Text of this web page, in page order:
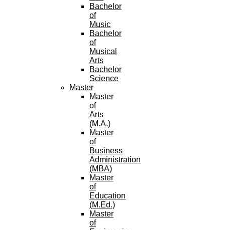
Bachelor
of
Music
Bachelor
of
Musical
Arts
Bachelor
Science
Master
Master
of
Arts
(M.A.)
Master
of
Business
Administration
(MBA)
Master
of
Education
(M.Ed.)
Master
of